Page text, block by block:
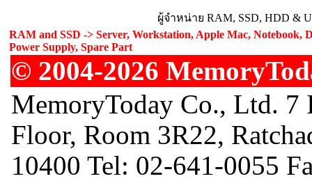
ผู้จำหน่าย RAM, SSD, HDD &
RAM and SSD -> Server, Workstation, Apple Mac, Notebook,
Power Supply, Spare Part
© 2004-2026
MemoryToday Co., Ltd.
Floor, Room 3R22,
10400 Tel: 02-641-0055